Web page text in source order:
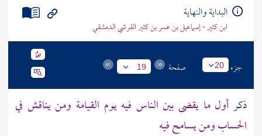
البداية والنهاية
ابن كثير - إسماعيل بن عمر بن كثير القرشي الدمشقي
جزء 20 صفحة 19
ذكر أول ما يقضى بين الناس فيه يوم القيامة ومن يناقش في
الحساب ومن يسامح فيه